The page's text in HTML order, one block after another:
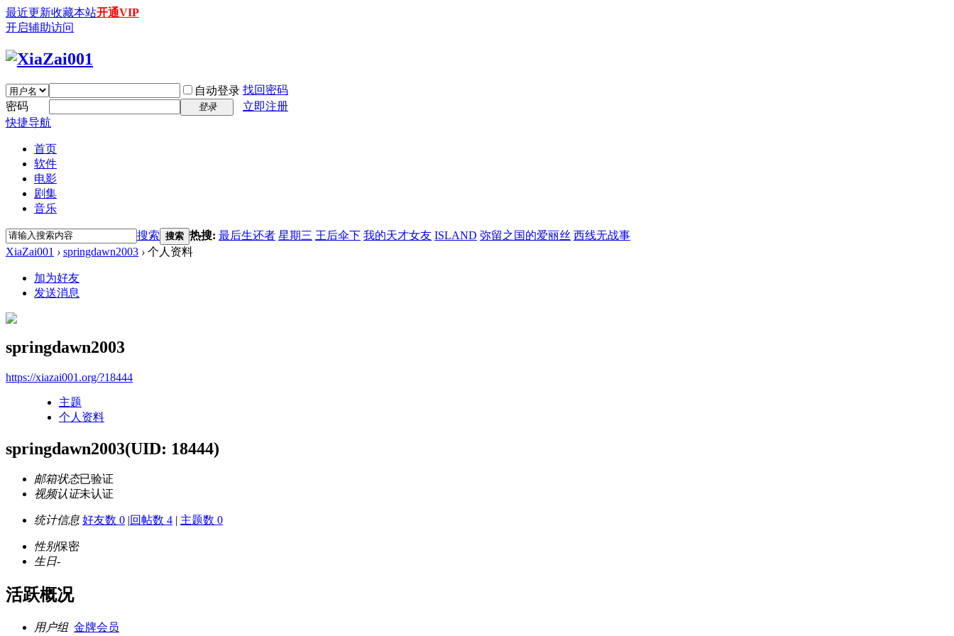
最近更新收藏本站开通VIP
开启辅助访问
自动登录 找回密码
密码
登录
立即注册
快捷导航
首页
软件
电影
剧集
音乐
搜索 搜索 热搜: 最后生还者 星期三 王后伞下 我的天才女友 ISLAND 弥留之国的爱丽丝 西线无战事
XiaZai001 › springdawn2003 › 个人资料
加为好友
发送消息
springdawn2003
https://xiazai001.org/?18444
主题
个人资料
springdawn2003(UID: 18444)
邮箱状态已验证
视频认证未认证
统计信息 好友数 0 |回帖数 4 | 主题数 0
性别保密
生日-
活跃概况
用户组 金牌会员